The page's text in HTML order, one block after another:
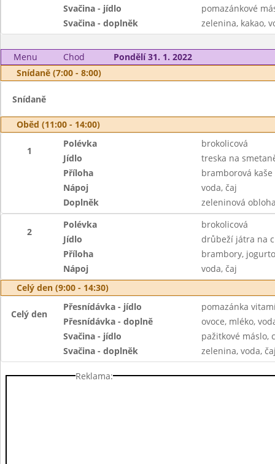
Svačina - jídlo
pomazánkové
Svačina - doplněk
zelenina, kakao,
Menu Chod
Pondělí 31. 1. 2022
Snídaně (7:00 - 8:00)
Snídaně
Oběd (11:00 - 14:00)
1
Polévka
brokolicová
Jídlo
treska na
Příloha
bramborová kaše
Nápoj
voda, čaj
Doplněk
zeleninová
2
Polévka
brokolicová
Jídlo
drůbeží játra na
Příloha
brambory,
Nápoj
voda, čaj
Celý den (9:00 - 14:30)
Celý den
Přesnídávka - jídlo
pomazánka
Přesnídávka - doplně
ovoce, mléko,
Svačina - jídlo
pažitkové máslo,
Svačina - doplněk
zelenina, voda,
Reklama: